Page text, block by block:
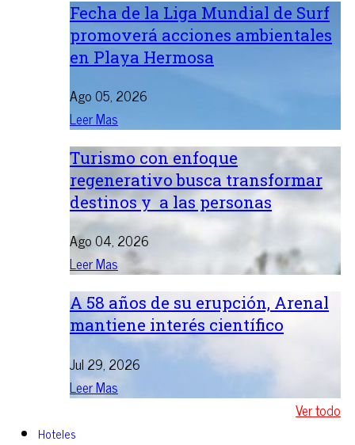
Fecha de la Liga Mundial de Surf
promoverá acciones ambientales
en Playa Hermosa
Ago 05, 2026
Leer Mas
Turismo con enfoque
regenerativo busca transformar
destinos y a las personas
Ago 04, 2026
Leer Mas
A 58 años de su erupción, Arenal
mantiene interés científico
Jul 29, 2026
Leer Mas
Ver todo
Hoteles